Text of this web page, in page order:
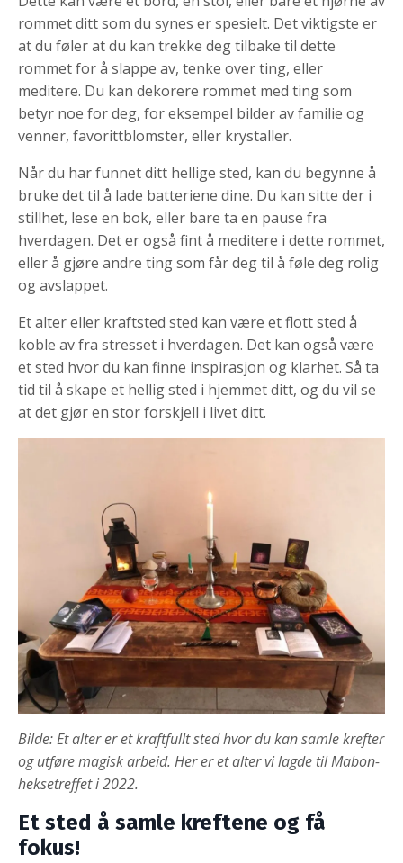
rommet ditt som du synes er spesielt. Det viktigste er
at du føler at du kan trekke deg tilbake til dette
rommet for å slappe av, tenke over ting, eller
meditere. Du kan dekorere rommet med ting som
betyr noe for deg, for eksempel bilder av familie og
venner, favorittblomster, eller krystaller.
Når du har funnet ditt hellige sted, kan du begynne å
bruke det til å lade batteriene dine. Du kan sitte der i
stillhet, lese en bok, eller bare ta en pause fra
hverdagen. Det er også fint å meditere i dette rommet,
eller å gjøre andre ting som får deg til å føle deg rolig
og avslappet.
Et alter eller kraftsted sted kan være et flott sted å
koble av fra stresset i hverdagen. Det kan også være
et sted hvor du kan finne inspirasjon og klarhet. Så ta
tid til å skape et hellig sted i hjemmet ditt, og du vil se
at det gjør en stor forskjell i livet ditt.
Bilde: Et alter er et kraftfullt sted hvor du kan samle krefter
og utføre magisk arbeid. Her er et alter vi lagde til Mabon-
heksetreffet i 2022.
Et sted å samle kreftene og få
fokus!